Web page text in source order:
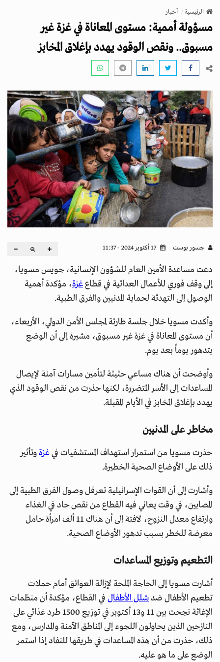
v
g
n
الرئيسية أخبار
مسؤولة أممية: مستوى المعاناة في غزة غير
مسبوق.. ونقص الوقود يهدد بإغلاق المخابز
جسور بوست 17 أكتوبر 2024 - 11:37
دعت مساعدة الأمين العام للشؤون الإنسانية، جويس مسويا،
إلى وقف فوري للأعمال العدائية في قطاعغزة، مؤكدة أهمية
الوصول إلى التهدئة لحماية المدنيين والفرق الطبية.
وأكدت مسويا خلال جلسة طارئة لمجلس الأمن الدولي، الأربعاء،
أن مستوى المعاناة في غزة غير مسبوق، مشيرة إلى أن الوضع
يتدهور يوماً بعد يوم.
وأوضحت أن هناك مساعي حثيثة لتأمين مسارات آمنة لإيصال
المساعدات إلى الأسر المتضررة، لكنها حذرت من نقص الوقود الذي
يهدد بإغلاق المخابز في الأيام المقبلة.
مخاطر على المدنيين
حذرت مسويا من استمرار استهداف المستشفيات فيغزةوتأثير
ذلك على الأوضاع الصحية الخطيرة.
وأشارت إلى أن القوات الإسرائيلية تعرقل وصول الفرق الطبية إلى
المصابين، في وقت يعاني فيه القطاع من نقص حاد في الغذاء
وارتفاع معدل النزوح، لافتة إلى أن هناك 11 ألف امرأة حامل
معرضة للخطر بسبب تدهور الأوضاع الصحية.
التطعيم وتوزيع المساعدات
أشارت مسويا إلى الحاجة الملحة لإزالة العوائق أمام حملات
تطعيم الأطفال ضدشلل الأطفال في القطاع، مؤكدة أن منظمات
الإغاثة نجحت بين 11 و13 أكتوبر في توزيع 1500 طرد غذائي على
النازحين الذين يحاولون اللجوء إلى المناطق الآمنة والمدارس، ومع
ذلك، حذرت من أن هذه المساعدات في طريقها للنفاد إذا استمر
الوضع على ما هو عليه.